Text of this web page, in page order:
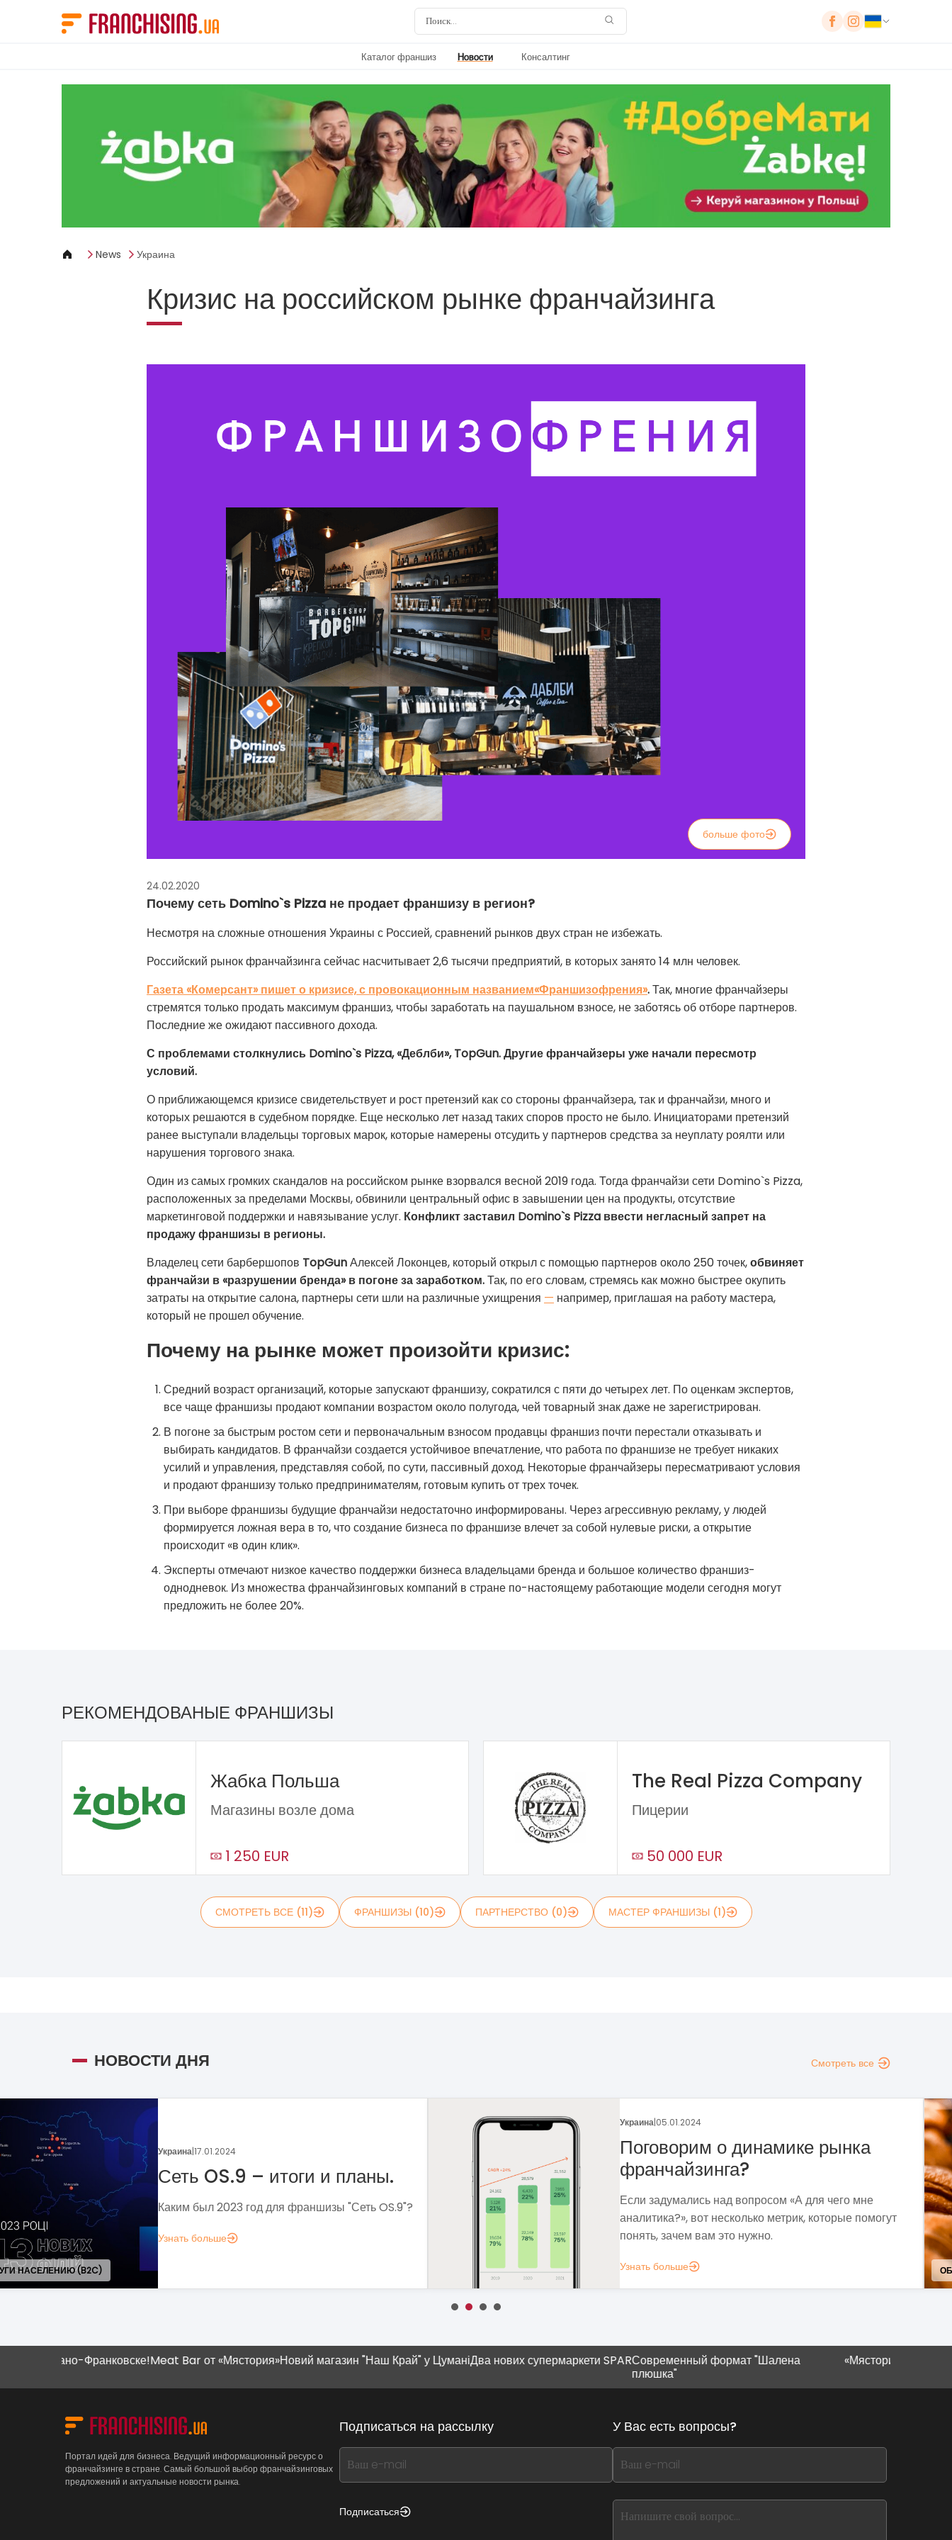
Каталог франшиз Новости Консалтинг
News Украина
Кризис на российском рынке франчайзинга
больше фото
24.02.2020
Почему сеть Domino`s Pizza не продает франшизу в регион?
Несмотря на сложные отношения Украины с Россией, сравнений рынков двух стран не избежать.
Российский рынок франчайзинга сейчас насчитывает 2,6 тысячи предприятий, в которых занято 14 млн человек.
Газета «Комерсант» пишет о кризисе,с провокационным названием«Франшизофрения».Так, многие франчайзеры
стремятся только продать максимум франшиз, чтобы заработать на паушальном взносе, не заботясь об отборе партнеров.
Последние же ожидают пассивного дохода.
С проблемами столкнулись Domino`s Pizza, «Деблби», TopGun. Другие франчайзеры уже начали пересмотр
условий.
О приближающемся кризисе свидетельствует и рост претензий как со стороны франчайзера, так и франчайзи, много и
которых решаются в судебном порядке. Еще несколько лет назад таких споров просто не было. Инициаторами претензий
ранее выступали владельцы торговых марок, которые намерены отсудить у партнеров средства за неуплату роялти или
нарушения торгового знака.
Один из самых громких скандалов на российском рынке взорвался весной 2019 года. Тогда франчайзи сети Domino`s Pizza,
расположенных за пределами Москвы, обвинили центральный офис в завышении цен на продукты, отсутствие
маркетинговой поддержки и навязывание услуг. Конфликт заставил Domino`s Pizza ввести негласный запрет на
продажу франшизы в регионы.
Владелец сети барбершопов TopGunАлексей Локонцев, который открыл с помощью партнеров около 250 точек,обвиняет
франчайзи в «разрушении бренда» в погоне за заработком.Так, по его словам, стремясь как можно быстрее окупить
затраты на открытие салона, партнеры сети шли на различные ухищрения — например, приглашая на работу мастера,
который не прошел обучение.
Почему на рынке может произойти кризис:
Средний возраст организаций, которые запускают франшизу, сократился с пяти до четырех лет. По оценкам экспертов,
все чаще франшизы продают компании возрастом около полугода, чей товарный знак даже не зарегистрирован.
В погоне за быстрым ростом сети и первоначальным взносом продавцы франшиз почти перестали отказывать и
выбирать кандидатов. В франчайзи создается устойчивое впечатление, что работа по франшизе не требует никаких
усилий и управления, представляя собой, по сути, пассивный доход. Некоторые франчайзеры пересматривают условия
и продают франшизу только предпринимателям, готовым купить от трех точек.
При выборе франшизы будущие франчайзи недостаточно информированы. Через агрессивную рекламу, у людей
формируется ложная вера в то, что создание бизнеса по франшизе влечет за собой нулевые риски, а открытие
происходит «в один клик».
Эксперты отмечают низкое качество поддержки бизнеса владельцами бренда и большое количество франшиз-
однодневок. Из множества франчайзинговых компаний в стране по-настоящему работающие модели сегодня могут
предложить не более 20%.
РЕКОМЕНДОВАНЫЕ ФРАНШИЗЫ
Жабка Польша
Магазины возле дома
1 250 EUR
The Real Pizza Company
Пицерии
50 000 EUR
СМОТРЕТЬ ВСЕ (11) ФРАНШИЗЫ (10) ПАРТНЕРСТВО (0) МАСТЕР ФРАНШИЗЫ (1)
НОВОСТИ ДНЯ Смотреть все
Украина
Поговорим о динамике рынка
франчайзинга?
Если задумались над вопросом «А для чего мне
аналитика?», вот несколько метрик, которые помогут
понять, зачем вам это нужно.
ОБЩЕСТВЕННОЕ ПИТАНИЕ
Украина|29.12.2023
Франшиза пекарни «Сито»
Методом собственных проб и поисков мы
сформировали прибыльную бизнес-модель,
выдерживающую экономическую нестабильность и
вызовы современности.
Узнать больше
Франковске!Meat Bar от «Мястория»Новий магазин "Наш Край" у Цумані Два нових супермаркети SPARСовременный формат "Шалена
«Мястория» в Ивано-
Портал идей для бизнеса. Ведущий информационный ресурс о
франчайзинге в стране. Самый большой выбор франчайзинговых
предложений и актуальные новости рынка.
Подписаться на рассылку
If
you
this,
Подписаться
У Вас есть вопросы?
If
you
this,